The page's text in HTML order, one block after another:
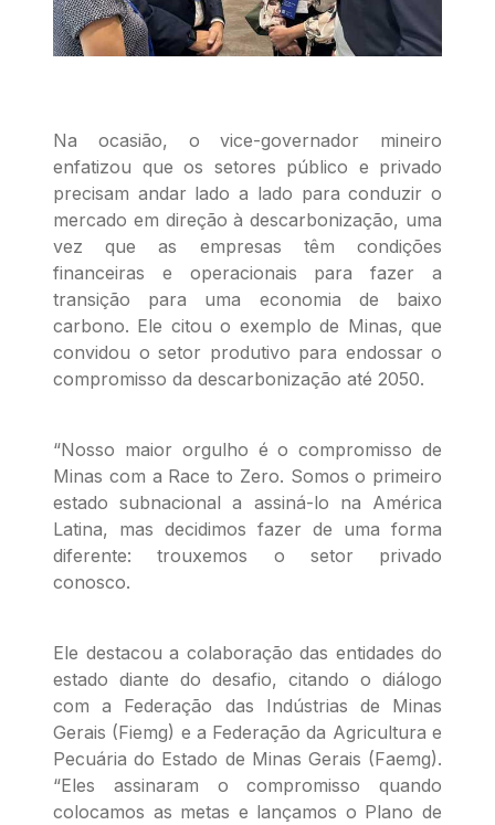
Na ocasião, o vice-governador mineiro
enfatizou que os setores público e privado
precisam andar lado a lado para conduzir o
mercado em direção à descarbonização, uma
vez que as empresas têm condições
financeiras e operacionais para fazer a
transição para uma economia de baixo
carbono. Ele citou o exemplo de Minas, que
convidou o setor produtivo para endossar o
compromisso da descarbonização até 2050.
“Nosso maior orgulho é o compromisso de
Minas com a Race to Zero. Somos o primeiro
estado subnacional a assiná-lo na América
Latina, mas decidimos fazer de uma forma
diferente: trouxemos o setor privado
conosco.
Ele destacou a colaboração das entidades do
estado diante do desafio, citando o diálogo
com a Federação das Indústrias de Minas
Gerais (Fiemg) e a Federação da Agricultura e
Pecuária do Estado de Minas Gerais (Faemg).
“Eles assinaram o compromisso quando
colocamos as metas e lançamos o Plano de